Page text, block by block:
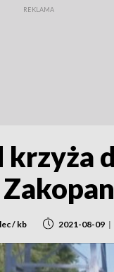
krzyża
/ kb 2021-08-09 |